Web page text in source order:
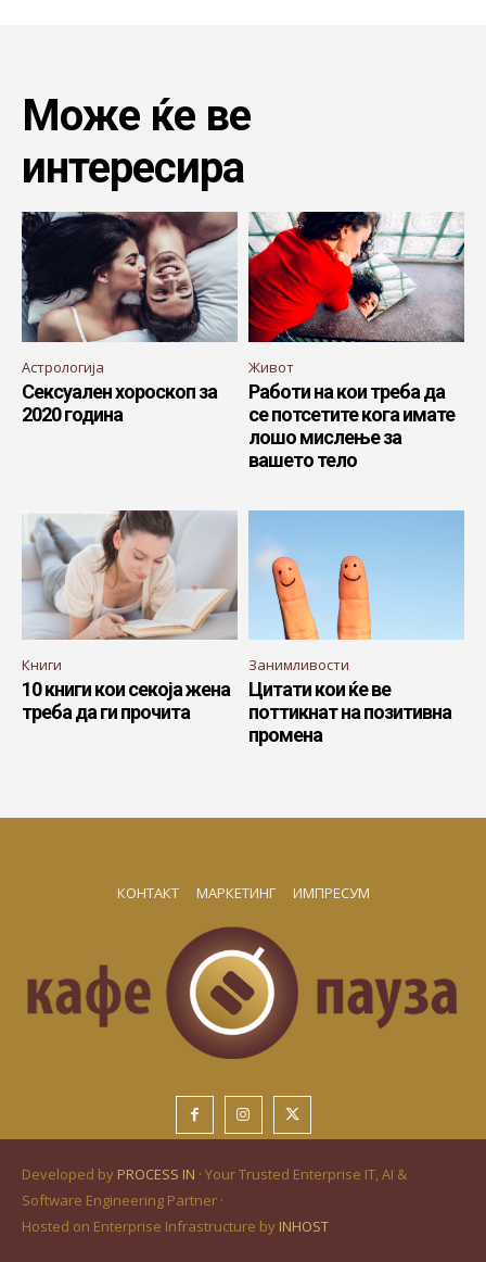
Може ќе ве
интересира
Астрологија
Сексуален хороскоп за
2020 година
Живот
Работи на кои треба да
се потсетите кога имате
лошо мислење за
вашето тело
Книги
10 книги кои секоја жена
треба да ги прочита
Занимливости
Цитати кои ќе ве
поттикнат на позитивна
промена
КОНТАКТ МАРКЕТИНГ ИМПРЕСУМ
Developed by PROCESS IN · Your Trusted Enterprise IT, AI &
Software Engineering Partner ·
Hosted on Enterprise Infrastructure by INHOST